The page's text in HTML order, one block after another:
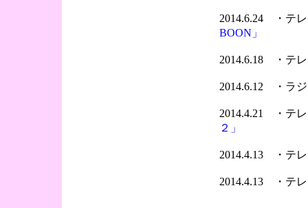
2014.6.24 ・テ
BOON」
2014.6.18 ・テ
2014.6.12 ・ラ
2014.4.21 ・テ
２」
2014.4.13 ・テ
2014.4.13 ・テ